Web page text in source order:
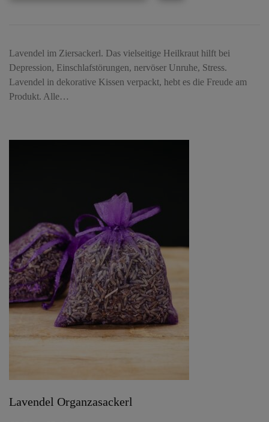
Lavendel im Ziersackerl. Das vielseitige Heilkraut hilft bei
Depression, Einschlafstörungen, nervöser Unruhe, Stress.
Lavendel in dekorative Kissen verpackt, hebt es die Freude am
Produkt. Alle…
Lavendel Organzasackerl